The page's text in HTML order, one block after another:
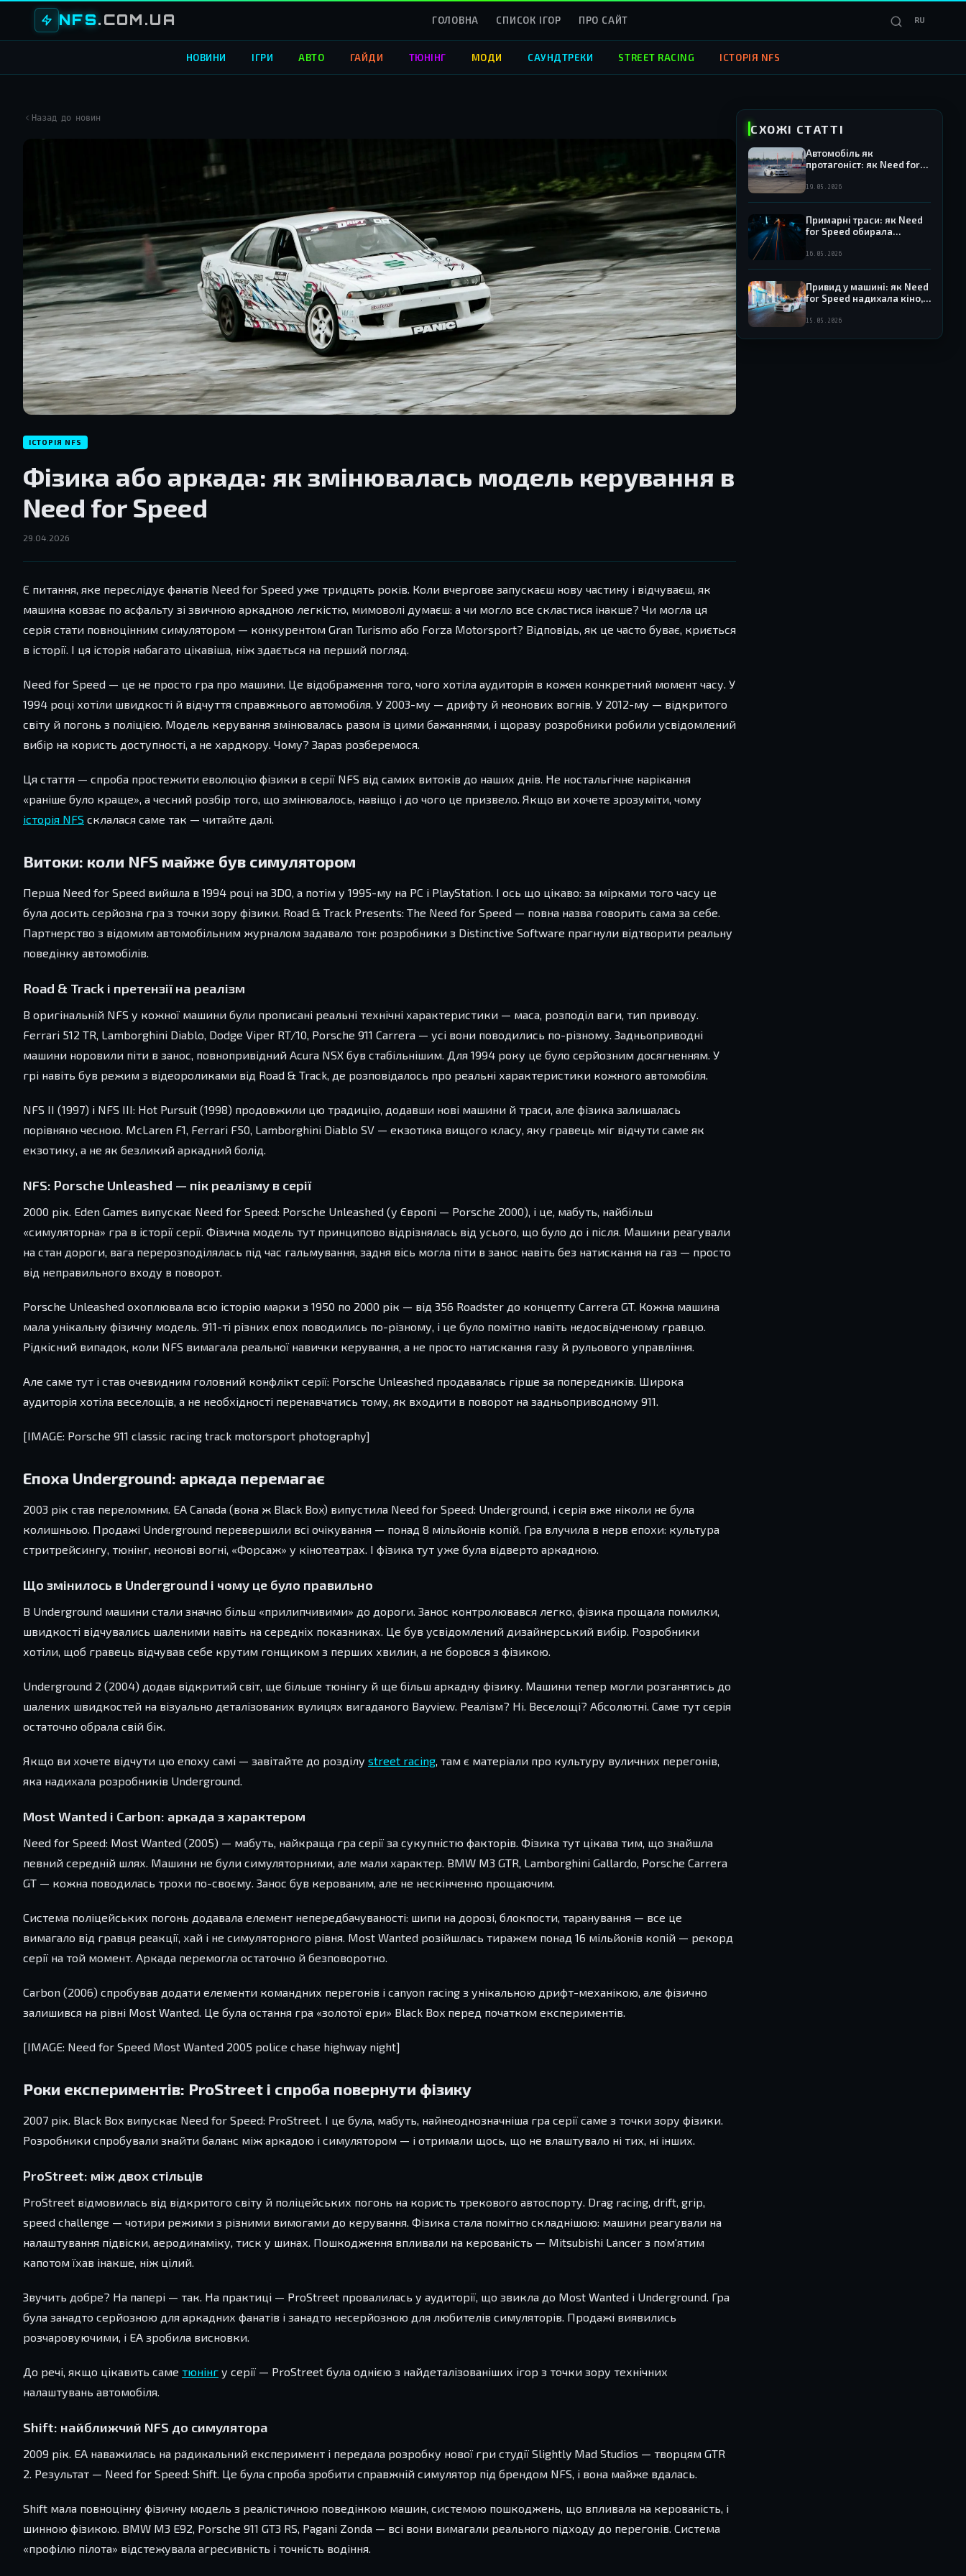
NFS.COM.UA ГОЛОВНА СПИСОК ІГОР ПРО САЙТ RU
НОВИНИ ІГРИ АВТО ГАЙДИ ТЮНІНГ МОДИ САУНДТРЕКИ STREET RACING ІСТОРІЯ NFS
Назад до новин
ІСТОРІЯ NFS
Фізика або аркада: як змінювалась модель керування в
Need for Speed
29.04.2026
Є питання, яке переслідує фанатів Need for Speed уже тридцять років. Коли вчергове запускаєш нову частину і відчуваєш, як
машина ковзає по асфальту зі звичною аркадною легкістю, мимоволі думаєш: а чи могло все скластися інакше? Чи могла ця
серія стати повноцінним симулятором — конкурентом Gran Turismo або Forza Motorsport? Відповідь, як це часто буває, криється
в історії. І ця історія набагато цікавіша, ніж здається на перший погляд.
Need for Speed — це не просто гра про машини. Це відображення того, чого хотіла аудиторія в кожен конкретний момент часу. У
1994 році хотіли швидкості й відчуття справжнього автомобіля. У 2003-му — дрифту й неонових вогнів. У 2012-му — відкритого
світу й погонь з поліцією. Модель керування змінювалась разом із цими бажаннями, і щоразу розробники робили усвідомлений
вибір на користь доступності, а не хардкору. Чому? Зараз розберемося.
Ця стаття — спроба простежити еволюцію фізики в серії NFS від самих витоків до наших днів. Не ностальгічне нарікання
«раніше було краще», а чесний розбір того, що змінювалось, навіщо і до чого це призвело. Якщо ви хочете зрозуміти, чому
історія NFS склалася саме так — читайте далі.
Витоки: коли NFS майже був симулятором
Перша Need for Speed вийшла в 1994 році на 3DO, а потім у 1995-му на PC і PlayStation. І ось що цікаво: за мірками того часу це
була досить серйозна гра з точки зору фізики. Road & Track Presents: The Need for Speed — повна назва говорить сама за себе.
Партнерство з відомим автомобільним журналом задавало тон: розробники з Distinctive Software прагнули відтворити реальну
поведінку автомобілів.
Road & Track і претензії на реалізм
В оригінальній NFS у кожної машини були прописані реальні технічні характеристики — маса, розподіл ваги, тип приводу.
Ferrari 512 TR, Lamborghini Diablo, Dodge Viper RT/10, Porsche 911 Carrera — усі вони поводились по-різному. Задньоприводні
машини норовили піти в занос, повнопривідний Acura NSX був стабільнішим. Для 1994 року це було серйозним досягненням. У
грі навіть був режим з відеороликами від Road & Track, де розповідалось про реальні характеристики кожного автомобіля.
NFS II (1997) і NFS III: Hot Pursuit (1998) продовжили цю традицію, додавши нові машини й траси, але фізика залишалась
порівняно чесною. McLaren F1, Ferrari F50, Lamborghini Diablo SV — екзотика вищого класу, яку гравець міг відчути саме як
екзотику, а не як безликий аркадний болід.
NFS: Porsche Unleashed — пік реалізму в серії
2000 рік. Eden Games випускає Need for Speed: Porsche Unleashed (у Європі — Porsche 2000), і це, мабуть, найбільш
«симуляторна» гра в історії серії. Фізична модель тут принципово відрізнялась від усього, що було до і після. Машини реагували
на стан дороги, вага перерозподілялась під час гальмування, задня вісь могла піти в занос навіть без натискання на газ — просто
від неправильного входу в поворот.
Porsche Unleashed охоплювала всю історію марки з 1950 по 2000 рік — від 356 Roadster до концепту Carrera GT. Кожна машина
мала унікальну фізичну модель. 911-ті різних епох поводились по-різному, і це було помітно навіть недосвідченому гравцю.
Рідкісний випадок, коли NFS вимагала реальної навички керування, а не просто натискання газу й рульового управління.
Але саме тут і став очевидним головний конфлікт серії: Porsche Unleashed продавалась гірше за попередників. Широка
аудиторія хотіла веселощів, а не необхідності перенавчатись тому, як входити в поворот на задньоприводному 911.
[IMAGE: Porsche 911 classic racing track motorsport photography]
Епоха Underground: аркада перемагає
2003 рік став переломним. EA Canada (вона ж Black Box) випустила Need for Speed: Underground, і серія вже ніколи не була
колишньою. Продажі Underground перевершили всі очікування — понад 8 мільйонів копій. Гра влучила в нерв епохи: культура
стритрейсингу, тюнінг, неонові вогні, «Форсаж» у кінотеатрах. І фізика тут уже була відверто аркадною.
Що змінилось в Underground і чому це було правильно
В Underground машини стали значно більш «прилипчивими» до дороги. Занос контролювався легко, фізика прощала помилки,
швидкості відчувались шаленими навіть на середніх показниках. Це був усвідомлений дизайнерський вибір. Розробники
хотіли, щоб гравець відчував себе крутим гонщиком з перших хвилин, а не боровся з фізикою.
Underground 2 (2004) додав відкритий світ, ще більше тюнінгу й ще більш аркадну фізику. Машини тепер могли розганятись до
шалених швидкостей на візуально деталізованих вулицях вигаданого Bayview. Реалізм? Ні. Веселощі? Абсолютні. Саме тут серія
остаточно обрала свій бік.
Якщо ви хочете відчути цю епоху самі — завітайте до розділу street racing, там є матеріали про культуру вуличних перегонів,
яка надихала розробників Underground.
Most Wanted і Carbon: аркада з характером
Need for Speed: Most Wanted (2005) — мабуть, найкраща гра серії за сукупністю факторів. Фізика тут цікава тим, що знайшла
певний середній шлях. Машини не були симуляторними, але мали характер. BMW M3 GTR, Lamborghini Gallardo, Porsche Carrera
GT — кожна поводилась трохи по-своєму. Занос був керованим, але не нескінченно прощаючим.
Система поліцейських погонь додавала елемент непередбачуваності: шипи на дорозі, блокпости, таранування — все це
вимагало від гравця реакції, хай і не симуляторного рівня. Most Wanted розійшлась тиражем понад 16 мільйонів копій — рекорд
серії на той момент. Аркада перемогла остаточно й безповоротно.
Carbon (2006) спробував додати елементи командних перегонів і canyon racing з унікальною дрифт-механікою, але фізично
залишився на рівні Most Wanted. Це була остання гра «золотої ери» Black Box перед початком експериментів.
[IMAGE: Need for Speed Most Wanted 2005 police chase highway night]
Роки експериментів: ProStreet і спроба повернути фізику
2007 рік. Black Box випускає Need for Speed: ProStreet. І це була, мабуть, найнеоднозначніша гра серії саме з точки зору фізики.
Розробники спробували знайти баланс між аркадою і симулятором — і отримали щось, що не влаштувало ні тих, ні інших.
ProStreet: між двох стільців
ProStreet відмовилась від відкритого світу й поліцейських погонь на користь трекового автоспорту. Drag racing, drift, grip,
speed challenge — чотири режими з різними вимогами до керування. Фізика стала помітно складнішою: машини реагували на
налаштування підвіски, аеродинаміку, тиск у шинах. Пошкодження впливали на керованість — Mitsubishi Lancer з пом'ятим
капотом їхав інакше, ніж цілий.
Звучить добре? На папері — так. На практиці — ProStreet провалилась у аудиторії, що звикла до Most Wanted і Underground. Гра
була занадто серйозною для аркадних фанатів і занадто несерйозною для любителів симуляторів. Продажі виявились
розчаровуючими, і EA зробила висновки.
До речі, якщо цікавить саме тюнінг у серії — ProStreet була однією з найдеталізованіших ігор з точки зору технічних
налаштувань автомобіля.
Shift: найближчий NFS до симулятора
2009 рік. EA наважилась на радикальний експеримент і передала розробку нової гри студії Slightly Mad Studios — творцям GTR
2. Результат — Need for Speed: Shift. Це була спроба зробити справжній симулятор під брендом NFS, і вона майже вдалась.
Shift мала повноцінну фізичну модель з реалістичною поведінкою машин, системою пошкоджень, що впливала на керованість, і
шинною фізикою. BMW M3 E92, Porsche 911 GT3 RS, Pagani Zonda — всі вони вимагали реального підходу до перегонів. Система
«профілю пілота» відстежувала агресивність і точність водіння.
СХОЖІ СТАТТІ
Автомобіль як
протагоніст: як Need for
машини на персонажів
19.05.2026
Примарні траси: як Need
for Speed обирала
локації
16.05.2026
Привид у машині: як Need
for Speed надихала кіно,
культурний слід серії за
15.05.2026